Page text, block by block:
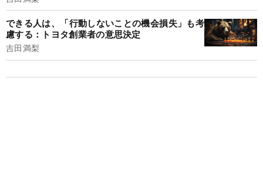
できる人は、「行動しないことの機会損失」も考
慮する：トヨタ創業者の意思決定
吉田満梨